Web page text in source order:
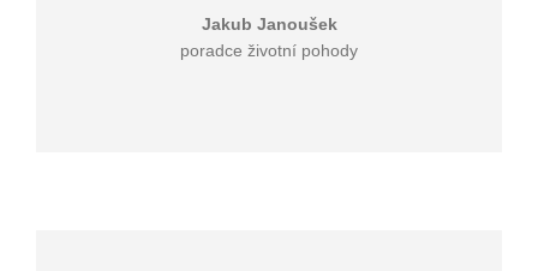
Jakub Janoušek
poradce životní pohody